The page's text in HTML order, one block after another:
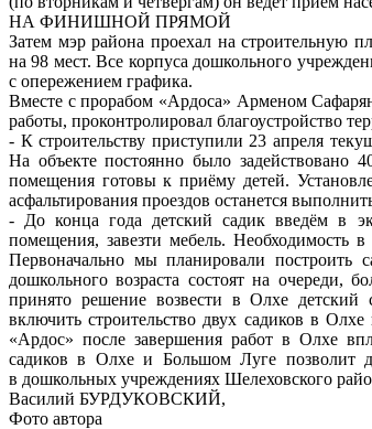
НА ФИНИШНОЙ ПРЯМОЙ
Затем мэр района проехал на строительную
на 98 мест. Все корпуса дошкольного
с опережением графика.
Вместе с прорабом «Ардоса» Арменом
работы, проконтролировал благоустройство
- К строительству приступили 23 апреля
На объекте постоянно было задействовано
помещения готовы к приёму детей.
асфальтирования проездов останется
- До конца года детский садик введём в
помещения, завезти мебель. Необходимость в
Первоначально мы планировали построить
дошкольного возраста состоят на очереди,
принято решение возвести в Олхе
включить строительство двух садиков в
«Ардос» после завершения работ в Олхе
садиков в Олхе и Большом Луге позволит
в дошкольных учреждениях Шелеховского
Василий БУРДУКОВСКИЙ,
Фото автора